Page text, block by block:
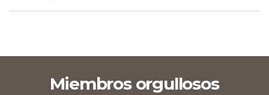
Miembros orgullosos